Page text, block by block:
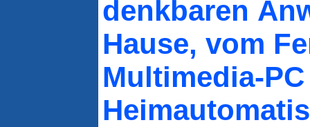
denkbaren
Hause, vom
Multimedia-